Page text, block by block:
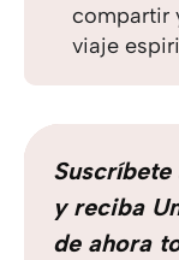
compartir
viaje
y reciba
de ahora